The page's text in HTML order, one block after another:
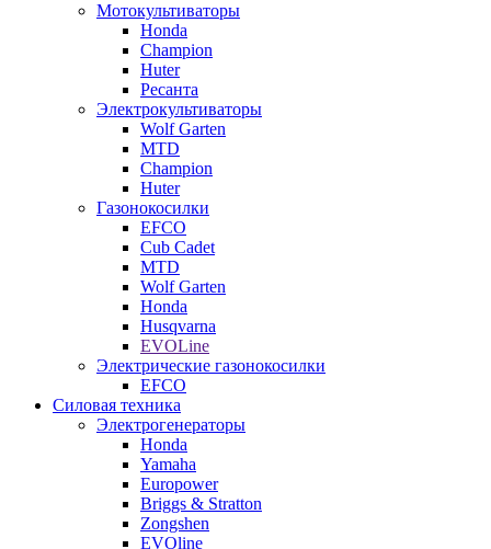
Мотокультиваторы
Honda
Champion
Huter
Ресанта
Электрокультиваторы
Wolf Garten
MTD
Champion
Huter
Газонокосилки
EFCO
Cub Cadet
MTD
Wolf Garten
Honda
Husqvarna
EVOLine
Электрические газонокосилки
EFCO
Силовая техника
Электрогенераторы
Honda
Yamaha
Europower
Briggs & Stratton
Zongshen
EVOline